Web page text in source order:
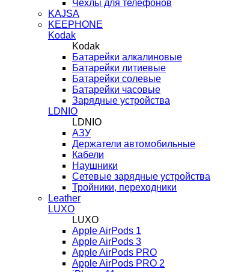
Чехлы для телефонов
KAJSA
KEEPHONE
Kodak
Kodak
Батарейки алкалиновые
Батарейки литиевые
Батарейки солевые
Батарейки часовые
Зарядные устройства
LDNIO
LDNIO
АЗУ
Держатели автомобильные
Кабели
Наушники
Сетевые зарядные устройства
Тройники, переходники
Leather
LUXO
LUXO
Apple AirPods 1
Apple AirPods 3
Apple AirPods PRO
Apple AirPods PRO 2